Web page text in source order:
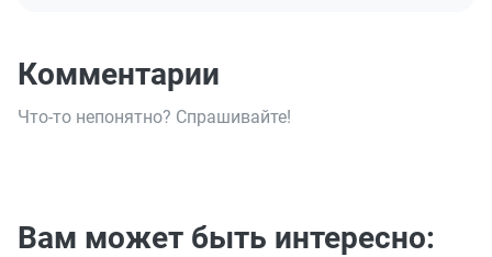
Комментарии
Что-то непонятно? Спрашивайте!
Вам может быть интересно: